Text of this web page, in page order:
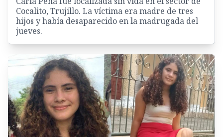
Cocalito, Trujillo. La víctima era madre de tres
hijos y había desaparecido en la madrugada del
jueves.